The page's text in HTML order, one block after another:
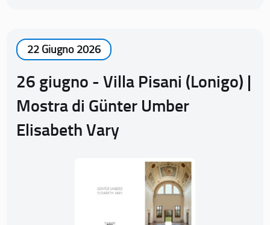
22 Giugno 2026
26 giugno - Villa Pisani (Lonigo) |
Mostra di Günter Umber
Elisabeth Vary